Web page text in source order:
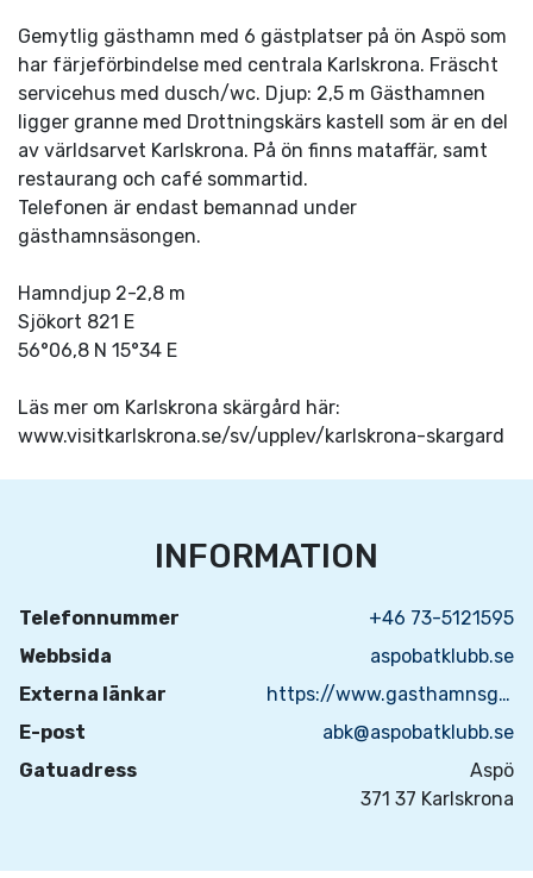
Gemytlig gästhamn med 6 gästplatser på ön Aspö som
har färjeförbindelse med centrala Karlskrona. Fräscht
servicehus med dusch/wc. Djup: 2,5 m Gästhamnen
ligger granne med Drottningskärs kastell som är en del
av världsarvet Karlskrona. På ön finns mataffär, samt
restaurang och café sommartid.
Telefonen är endast bemannad under
gästhamnsäsongen.
Hamndjup 2-2,8 m
Sjökort 821 E
56°06,8 N 15°34 E
Läs mer om Karlskrona skärgård här:
www.visitkarlskrona.se/sv/upplev/karlskrona-skargard
INFORMATION
Telefonnummer
+46 73-5121595
Webbsida
aspobatklubb.se
Externa länkar
https://www.gasthamnsguiden.se/marina/753
E-post
abk@aspobatklubb.se
Gatuadress
Aspö
371 37 Karlskrona